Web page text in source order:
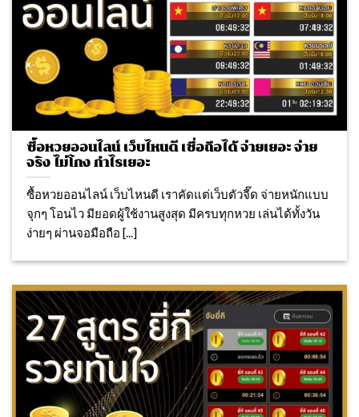
ซื้อหวยออนไลน์ เว็บไหนดี เชื่อถือได้ จ่ายเยอะ จ่าย
จริง ไม่โกง กำไรเยอะ
ซื้อหวยออนไลน์ เว็บไหนดี เราคัดแต่เว็บตัวจี๊ด จ่ายหนักแบบ
จุกๆ โอนไว มียอดผู้ใช้งานสูงสุด มีครบทุกหวย เล่นได้ทั้งวัน
ง่ายๆ ผ่านจอมือถือ [...]